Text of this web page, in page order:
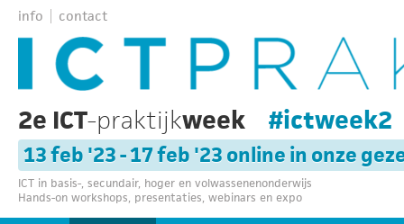
info contact
2e ICT-praktijkweek #ictweek2
13 feb '23 - 17 feb '23 online in onze
ICT in basis-, secundair, hoger en volwassenenonderwijs
Hands-on workshops, presentaties, webinars en expo